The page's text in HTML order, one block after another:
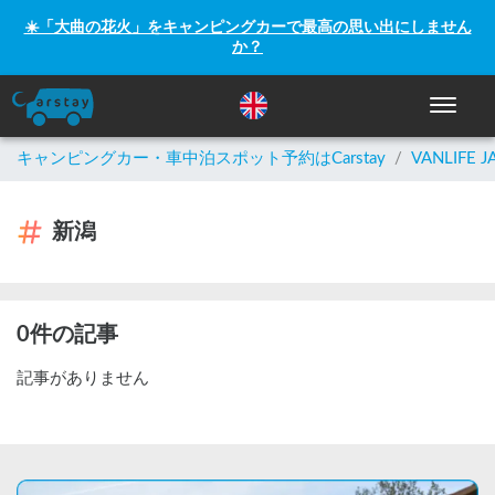
☀️「大曲の花火」をキャンピングカーで最高の思い出にしません
か？
ナビゲ
キャンピングカー・車中泊スポット予約はCarstay / VANLIFE
新潟
0件の記事
記事がありません